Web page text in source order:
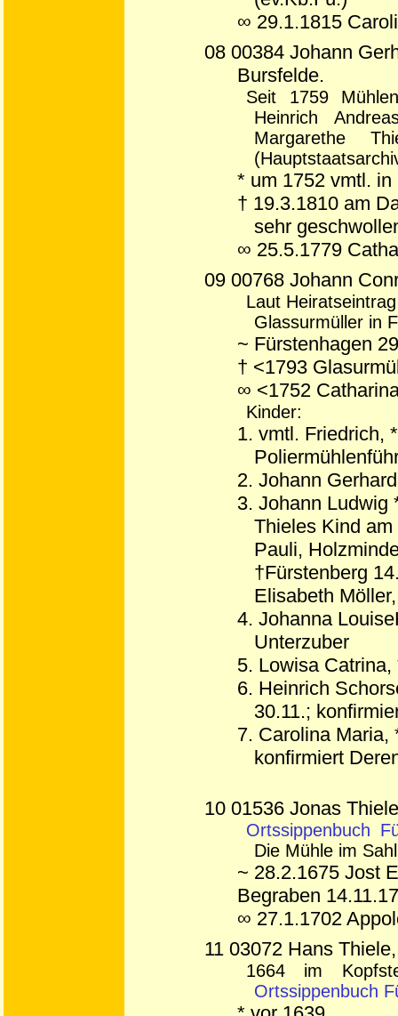
∞ 29.1.1815
08 00384 Johann
Bursfelde.
Seit 1759
Heinrich
Margarethe
* um 1752 vmtl.
† 19.3.1810 am
sehr
∞ 25.5.1779
09 00768 Johann
Laut
Glassurmüller in
~ Fürstenhagen
† <1793
∞ <1752
Kinder:
1. vmtl. Friedrich,
2. Johann
3. Johann Ludwig
Thieles Kind
Pauli,
†Fürstenberg
Elisabeth
4. Johanna
Unterzuber
5. Lowisa
6. Heinrich
30.11.;
7. Carolina Maria,
konfirmiert
10 01536 Jonas
Ortssippenbuch
Die Mühle im
~ 28.2.1675 Jost
Begraben
∞ 27.1.1702
11 03072 Hans
1664 im
Ortssippenbuch